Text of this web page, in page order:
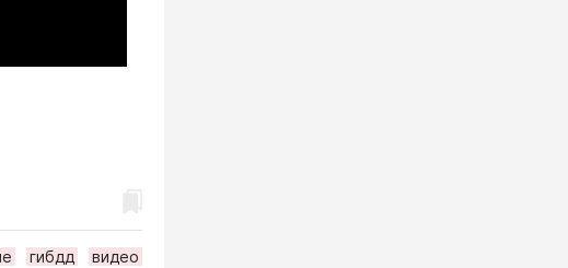
гибдд видео